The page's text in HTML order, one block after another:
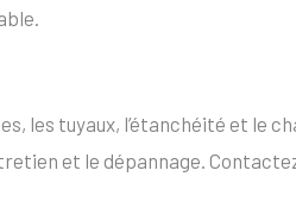
les tuyaux, l’étanchéité et le
et le dépannage.